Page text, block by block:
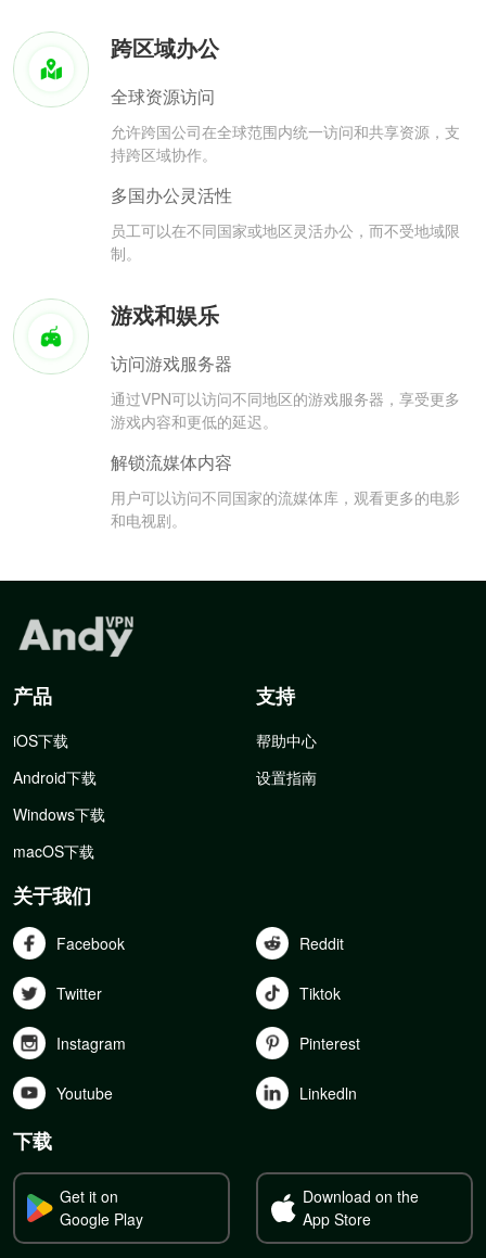
跨区域办公
全球资源访问
允许跨国公司在全球范围内统一访问和共享资源，支
持跨区域协作。
多国办公灵活性
员工可以在不同国家或地区灵活办公，而不受地域限
制。
游戏和娱乐
访问游戏服务器
通过VPN可以访问不同地区的游戏服务器，享受更多
游戏内容和更低的延迟。
解锁流媒体内容
用户可以访问不同国家的流媒体库，观看更多的电影
和电视剧。
产品
iOS下载
Android下载
Windows下载
macOS下载
支持
帮助中心
设置指南
关于我们
Facebook Reddit
Twitter Tiktok
Instagram Pinterest
Youtube Linkedln
下载
Get it on
Google Play
Download on the
App Store